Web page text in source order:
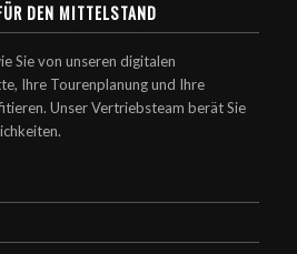
DEN MITTELSTAND
Sie von unseren digitalen
Ihre Tourenplanung und Ihre
Unser Vertriebsteam berät Sie